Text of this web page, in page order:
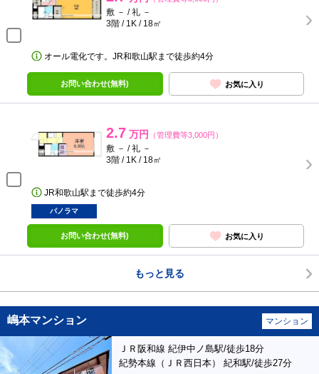
敷 － / 礼 －
3階 / 1K / 18㎡
オール電化です。JR和歌山駅まで徒歩約4分
お問い合わせ(無料) お気に入り
2.7 万円 （管理費等3,000円）
敷 － / 礼 －
3階 / 1K / 18㎡
JR和歌山駅まで徒歩約4分
パノラマ
お問い合わせ(無料) お気に入り
もっと見る
嶋本マンション マンション
ＪＲ阪和線 紀伊中ノ島駅/徒歩18分
紀勢本線（ＪＲ西日本） 紀和駅/徒歩27分